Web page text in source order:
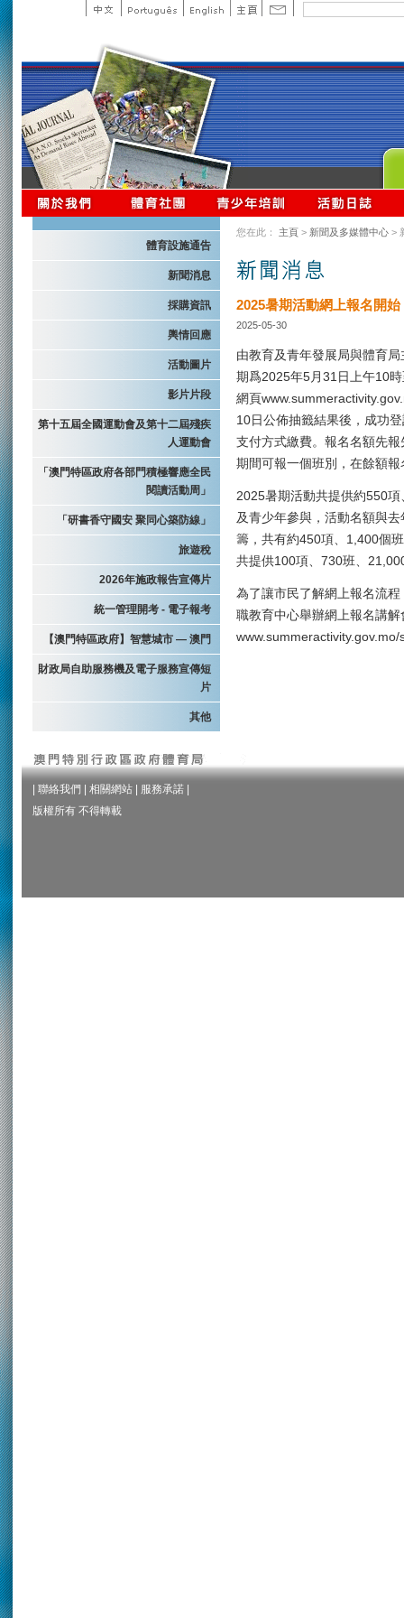
體育設施通告
新聞消息
採購資訊
輿情回應
活動圖片
影片片段
第十五屆全國運動會及第十二屆殘疾
人運動會
「澳門特區政府各部門積極響應全民
閱讀活動周」
「研書香守國安 聚同心築防線」
旅遊稅
2026年施政報告宣傳片
統一管理開考 - 電子報考
【澳門特區政府】智慧城市 — 澳門
財政局自助服務機及電子服務宣傳短
片
其他
您在此： 主頁 > 新聞及多媒體中心 >
2025暑期活動網上報名開始
2025-05-30
由教育及青年發展局與體育
期爲2025年5月31日上午10
網頁
10日公佈抽籤結果後，成功
支付方式繳費。報名名額先
期間可報一個班別，在餘額
2025暑期活動共提供約550
及青少年參與，活動名額與
籌，共有約450項、1,400個
共提供100項、730班、
為了讓市民了解網上報名流
職教育中心舉辦網上報名講解
聯絡我們 相關網站 服務承諾
版權所有 不得轉載